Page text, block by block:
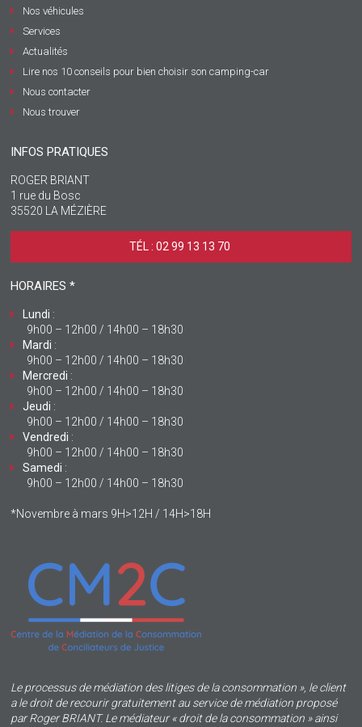
Nos véhicules
Services
Actualités
Lire nos 10 conseils pour bien choisir son camping-car
Nous contacter
Nous trouver
INFOS PRATIQUES
ROGER BRIANT
1 rue du Bosc
35520 LA MÉZIÈRE
TÉL : 02 99 13 13 70 ‎
HORAIRES *
Lundi :
9h00 – 12h00 / 14h00 – 18h30
Mardi :
9h00 – 12h00 / 14h00 – 18h30
Mercredi :
9h00 – 12h00 / 14h00 – 18h30
Jeudi :
9h00 – 12h00 / 14h00 – 18h30
Vendredi :
9h00 – 12h00 / 14h00 – 18h30
Samedi :
9h00 – 12h00 / 14h00 – 18h30
*Novembre à mars 9H>12H / 14H>18H
Le processus de médiation des litiges de la consommation », le client
a le droit de recourir gratuitement au service de médiation proposé
par Roger BRIANT. Le médiateur « droit de la consommation » ainsi